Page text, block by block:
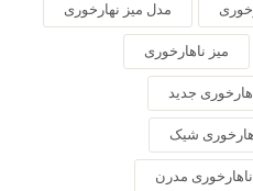
مدل میز نهارخوری
میز ناهارخوری
جدید
شیک
مدرن